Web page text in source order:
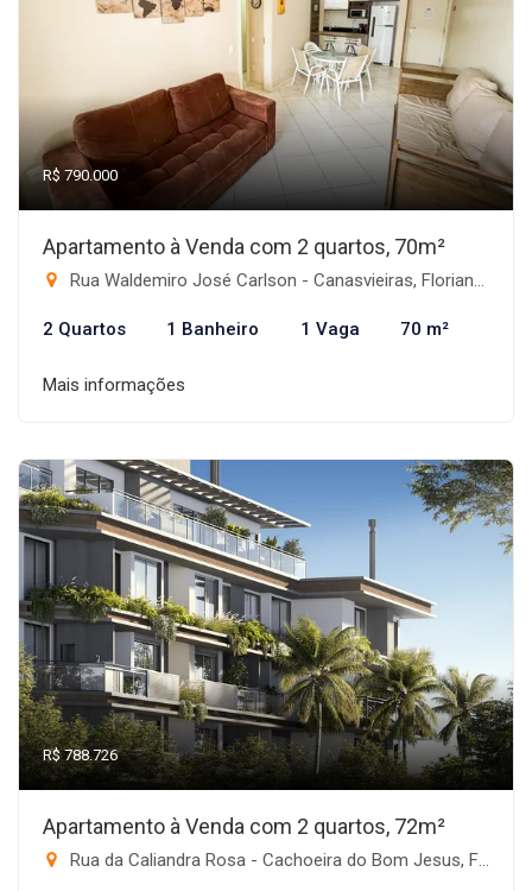
R$ 790.000
Apartamento à Venda com 2 quartos, 70m²
Rua Waldemiro José Carlson - Canasvieiras, Florianópolis-SC
2 Quartos 1 Banheiro 1 Vaga 70 m²
Mais informações
R$ 788.726
Apartamento à Venda com 2 quartos, 72m²
Rua da Caliandra Rosa - Cachoeira do Bom Jesus, Florianópolis-SC